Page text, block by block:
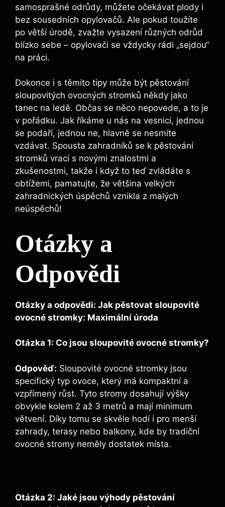
samosprašné odrůdy, můžete očekávat plody i
bez sousedních opylovačů. Ale pokud toužíte
po větší úrodě, zvažte vysazení různých odrůd
blízko sebe – opylovači se vždycky rádi „sejdou“
na práci.
Dokonce i s těmito tipy může být pěstování
sloupovitých ovocných stromků někdy jako
tanec na ledě. Občas se něco nepovede, a to je
v pořádku. Jak říkáme u nás na vesnici, jednou
se podaří, jednou ne, hlavně se nesmíte
vzdávat. Spousta zahradníků se k pěstování
stromků vrací s novými znalostmi a
zkušenostmi, takže i když to teď zvládáte s
obtížemi, pamatujte, že většina velkých
zahradnických úspěchů vznikla z malých
neúspěchů!
Otázky a
Odpovědi
Otázky a odpovědi: Jak pěstovat sloupovité
ovocné stromky: Maximální úroda
Otázka 1: Co jsou sloupovité ovocné stromky?
Odpověď: Sloupovité ovocné stromky jsou
specifický typ ovoce, který má kompaktní a
vzpřímený růst. Tyto stromy dosahují výšky
obvykle kolem 2 až 3 metrů a mají minimum
větvení. Díky tomu se skvěle hodí i pro menší
zahrady, terasy nebo balkony, kde by tradiční
ovocné stromy neměly dostatek místa.
Otázka 2: Jaké jsou výhody pěstování